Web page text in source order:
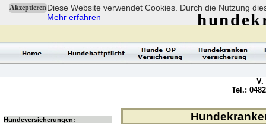
AkzeptierenDiese Website verwendet Cookies. Durch die Nutzung
Mehr erfahren
Hundeversicherungen:
V.
Tel.: